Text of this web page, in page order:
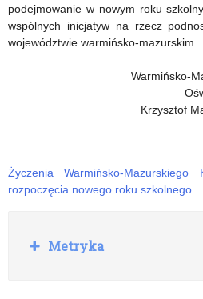
podejmowanie w nowym roku
wspólnych inicjatyw na rzecz
województwie warmińsko-mazurskim.
Warmińsko-
Krzysztof
Życzenia Warmińsko-
rozpoczęcia nowego roku szkolnego.
R
o
Metryka